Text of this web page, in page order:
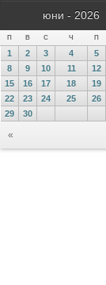
юни - 2026
П В С Ч П
«
1 2 3 4 5
8
9 10 11 12
15
16 17 18 19
22
23 24 25 26
29
30